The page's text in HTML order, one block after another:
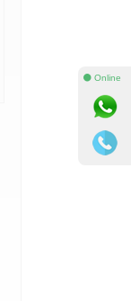
⚫ Online